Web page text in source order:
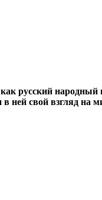
русский
ней свой взгляд на